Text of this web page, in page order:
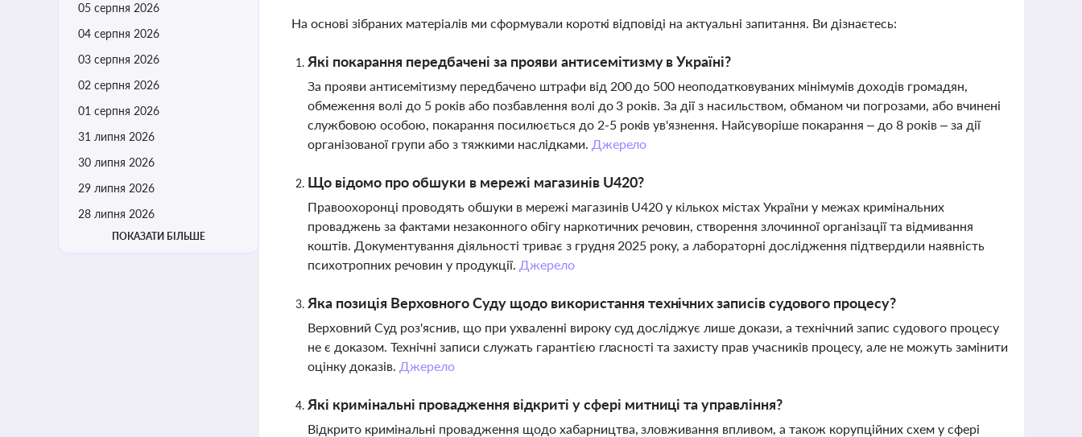
05 серпня 2026
04 серпня 2026
03 серпня 2026
02 серпня 2026
01 серпня 2026
31 липня 2026
30 липня 2026
29 липня 2026
28 липня 2026
ПОКАЗАТИ БІЛЬШЕ
На основі зібраних матеріалів ми сформували короткі відповіді на актуальні запитання. Ви дізнаєтесь:
Які покарання передбачені за прояви антисемітизму в Україні?
За прояви антисемітизму передбачено штрафи від 200 до 500 неоподатковуваних мінімумів доходів громадян,
обмеження волі до 5 років або позбавлення волі до 3 років. За дії з насильством, обманом чи погрозами, або вчинені
службовою особою, покарання посилюється до 2-5 років ув'язнення. Найсуворіше покарання – до 8 років – за дії
організованої групи або з тяжкими наслідками. Джерело
Що відомо про обшуки в мережі магазинів U420?
Правоохоронці проводять обшуки в мережі магазинів U420 у кількох містах України у межах кримінальних
проваджень за фактами незаконного обігу наркотичних речовин, створення злочинної організації та відмивання
коштів. Документування діяльності триває з грудня 2025 року, а лабораторні дослідження підтвердили наявність
психотропних речовин у продукції. Джерело
Яка позиція Верховного Суду щодо використання технічних записів судового процесу?
Верховний Суд роз'яснив, що при ухваленні вироку суд досліджує лише докази, а технічний запис судового процесу
не є доказом. Технічні записи служать гарантією гласності та захисту прав учасників процесу, але не можуть замінити
оцінку доказів. Джерело
Які кримінальні провадження відкриті у сфері митниці та управління?
Відкрито кримінальні провадження щодо хабарництва, зловживання впливом, а також корупційних схем у сфері